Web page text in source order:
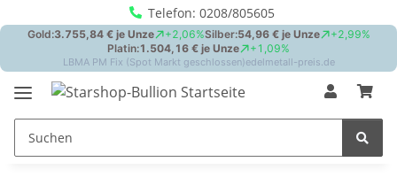
Telefon: 0208/805605